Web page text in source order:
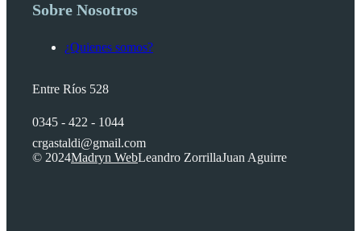
Sobre Nosotros
¿Quienes somos?
Entre Ríos 528
0345 - 422 - 1044
crgastaldi@gmail.com
© 2024Madryn WebLeandro ZorrillaJuan Aguirre